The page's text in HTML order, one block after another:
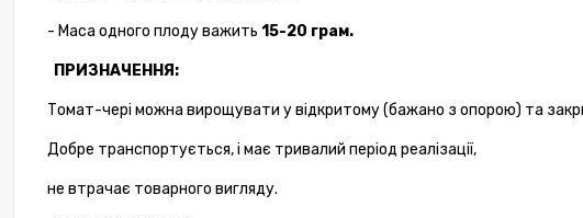
- Маса одного плодуважить 15-20 грам.
ПРИЗНАЧЕННЯ:
Томат-чері можна вирощувати у відкритому (бажано з опорою) та
Добре транспортується,і має тривалий період реалізації,
не втрачає товарного вигляду.